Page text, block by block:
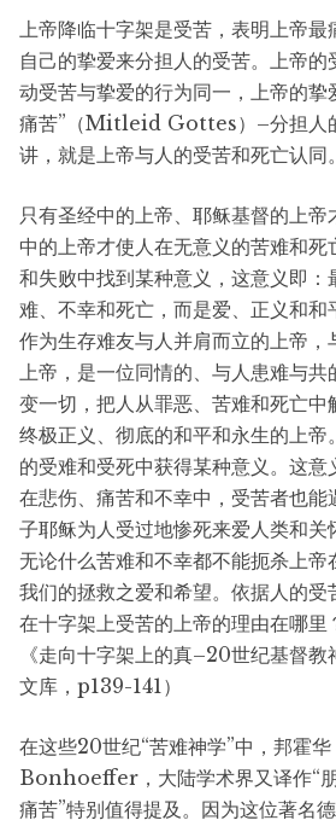
上帝降临十字架是受苦，表明上帝
自己的挚爱来分担人的受苦。上帝
动受苦与挚爱的行为同一，上帝的挚
痛苦”（Mitleid Gottes）–分担人
讲，就是上帝与人的受苦和死亡认同
只有圣经中的上帝、耶稣基督的上
中的上帝才使人在无意义的苦难和
和失败中找到某种意义，这意义即：
难、不幸和死亡，而是爱、正义和和
作为生存难友与人并肩而立的上帝，
上帝，是一位同情的、与人患难与
变一切，把人从罪恶、苦难和死亡中
终极正义、彻底的和平和永生的上帝
的受难和受死中获得某种意义。这意
在悲伤、痛苦和不幸中，受苦者也能
子耶稣为人受过地惨死来爱人类和关
无论什么苦难和不幸都不能扼杀上帝
我们的拯救之爱和希望。依据人的受
在十字架上受苦的上帝的理由在哪里
《走向十字架上的真–20世纪基督
文库，p139-141）
在这些20世纪“苦难神学”中，邦霍
Bonhoeffer，大陆学术界又译作“
痛苦”特别值得提及。因为这位著名